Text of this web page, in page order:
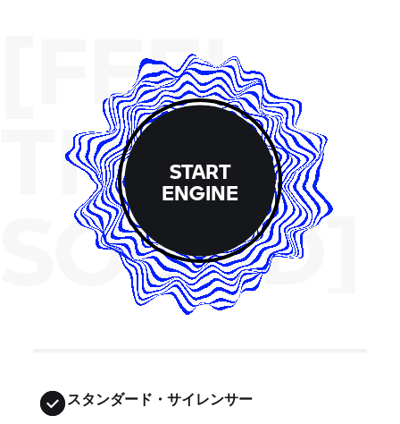
[FEEL
THE
SOUND]
START
ENGINE
スタンダード・サイレンサー